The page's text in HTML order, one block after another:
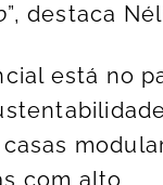
”, destaca
está no
com alto